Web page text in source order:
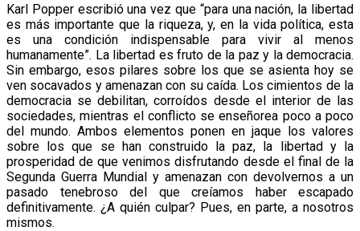
Karl Popper escribió una vez que “para una nación, la libertad
es más importante que la riqueza, y, en la vida política, esta
es una condición indispensable para vivir al menos
humanamente”. La libertad es fruto de la paz y la democracia.
Sin embargo, esos pilares sobre los que se asienta hoy se
ven socavados y amenazan con su caída. Los cimientos de la
democracia se debilitan, corroídos desde el interior de las
sociedades, mientras el conflicto se enseñorea poco a poco
del mundo. Ambos elementos ponen en jaque los valores
sobre los que se han construido la paz, la libertad y la
prosperidad de que venimos disfrutando desde el final de la
Segunda Guerra Mundial y amenazan con devolvernos a un
pasado tenebroso del que creíamos haber escapado
definitivamente. ¿A quién culpar? Pues, en parte, a nosotros
mismos.